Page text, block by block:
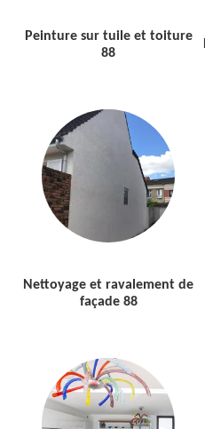
Peinture sur tuile et toiture
88
Nettoyage et ravalement de
façade 88